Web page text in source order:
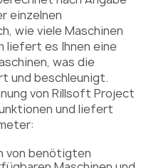
einzelnen
wie viele Maschinen
liefert es Ihnen eine
was die
und beschleunigt.
von Rillsoft Project
und liefert
von benötigten